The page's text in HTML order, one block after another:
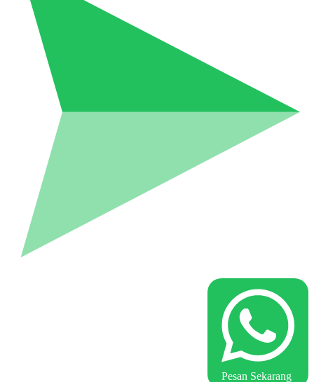
Pesan Sekarang